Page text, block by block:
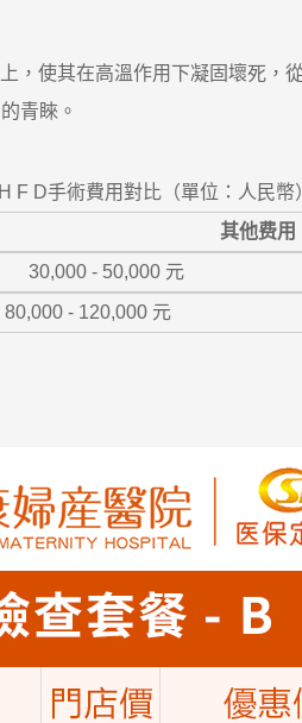
使其在高溫作用下凝固壞死，
青睞。
F D手術費用對比（單位：人民幣
其他费用
30,000 - 50,000 元
80,000 - 120,000 元